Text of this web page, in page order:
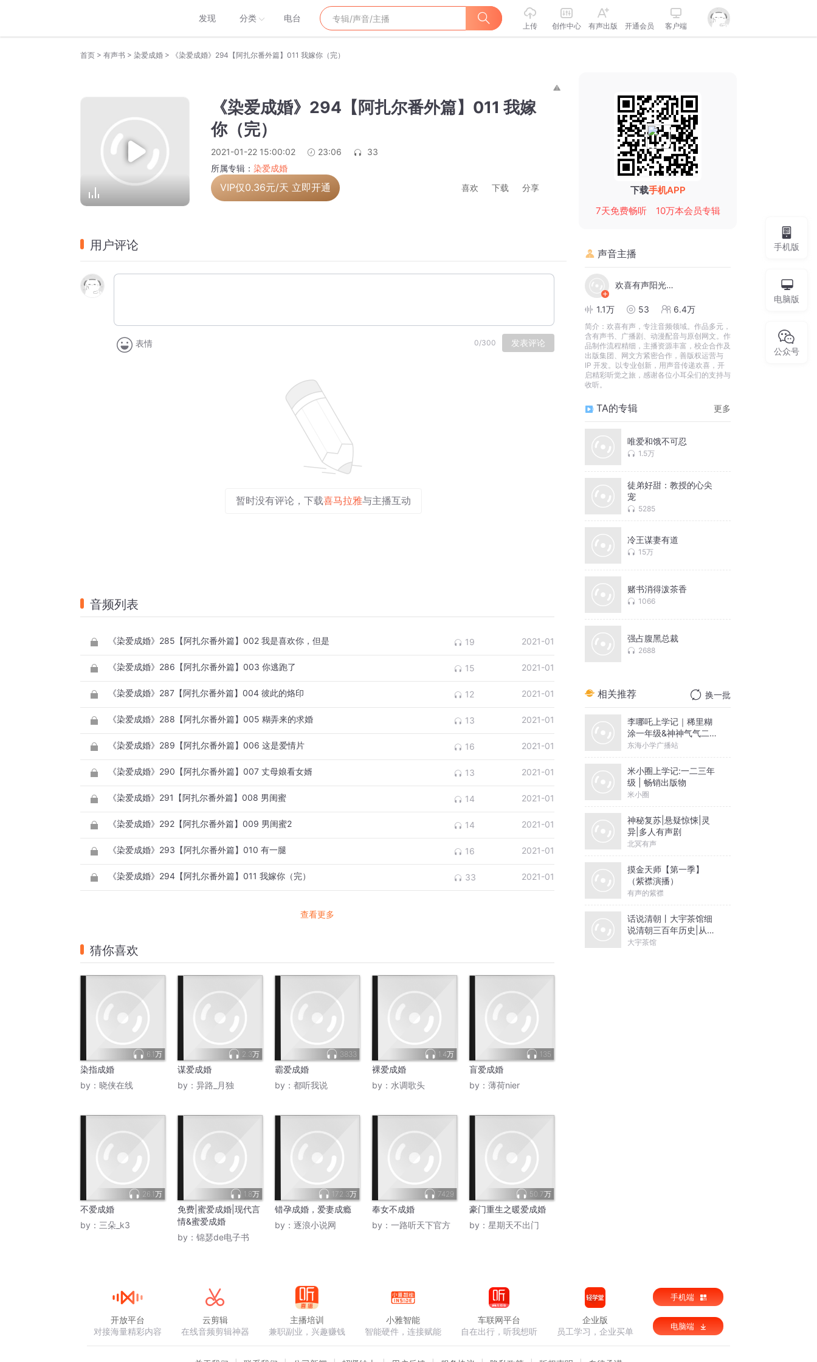
发现 分类 电台
上传 创作中心 有声出版 开通会员 客户端
首页 > 有声书 > 染爱成婚 > 《染爱成婚》294【阿扎尔番外篇】011 我嫁你（完）
《染爱成婚》294【阿扎尔番外篇】011 我嫁
你（完）
2021-01-22 15:00:02 23:06
33
所属专辑： 染爱成婚
VIP仅0.36元/天 立即开通 喜欢 下载 分享
用户评论
表情 0/300 发表评论
暂时没有评论，下载喜马拉雅与主播互动
音频列表
《染爱成婚》285【阿扎尔番外篇】002 我是喜欢你，但是 19 2021-01
《染爱成婚》286【阿扎尔番外篇】003 你逃跑了 15 2021-01
《染爱成婚》287【阿扎尔番外篇】004 彼此的烙印 12 2021-01
《染爱成婚》288【阿扎尔番外篇】005 糊弄来的求婚 13 2021-01
《染爱成婚》289【阿扎尔番外篇】006 这是爱情片 16 2021-01
《染爱成婚》290【阿扎尔番外篇】007 丈母娘看女婿 13 2021-01
《染爱成婚》291【阿扎尔番外篇】008 男闺蜜 14 2021-01
《染爱成婚》292【阿扎尔番外篇】009 男闺蜜2 14 2021-01
《染爱成婚》293【阿扎尔番外篇】010 有一腿 16 2021-01
《染爱成婚》294【阿扎尔番外篇】011 我嫁你（完） 33 2021-01
查看更多
猜你喜欢
6.1万
染指成婚
by： 晓侠在线
2.3万
谋爱成婚
by： 异路_月独
3833
霸爱成婚
by： 都听我说
1.4万
裸爱成婚
by： 水调歌头
135
盲爱成婚
by： 薄荷nier
26.1万
不爱成婚
by： 三朵_k3
1.8万
免费|蜜爱成婚|现代言
情&蜜爱成婚
by： 锦瑟de电子书
172.3万
错孕成婚，爱妻成瘾
by： 逐浪小说网
7429
奉女不成婚
by： 一路听天下官方
50.7万
豪门重生之暖爱成婚
by： 星期天不出门
下载手机APP
7天免费畅听
10万本会员专辑
声音主播
欢喜有声阳光出品
1.1万 53 6.4万
简介： 欢喜有声，专注音频领域。作品多元，
含有声书、广播剧、动漫配音与原创网文。作
品制作流程精细，主播资源丰富，校企合作及
出版集团、网文方紧密合作，善版权运营与
IP 开发。以专业创新，用声音传递欢喜，开
启精彩听觉之旅，感谢各位小耳朵们的支持与
收听。
TA的专辑 更多
唯爱和饿不可忍
1.5万
徒弟好甜：教授的心尖
宠
5285
冷王谋妻有道
15万
赌书消得泼茶香
1066
强占腹黑总裁
2688
相关推荐 换一批
李哪吒上学记｜稀里糊
涂一年级&神神气气二年
级
东海小学广播站
米小圈上学记:一二三年
级 | 畅销出版物
米小圈
神秘复苏|悬疑惊悚|灵
异|多人有声剧
北冥有声
摸金天师【第一季】
（紫襟演播）
有声的紫襟
话说清朝丨大宇茶馆细
说清朝三百年历史|从努
尔哈赤到末代皇帝溥仪|
大宇茶馆
手机版
电脑版
公众号
开放平台
对接海量精彩内容
云剪辑
在线音频剪辑神器
主播培训
兼职副业，兴趣赚钱
小雅智能
智能硬件，连接赋能
车联网平台
自在出行，听我想听
企业版
员工学习，企业买单
手机端
电脑端